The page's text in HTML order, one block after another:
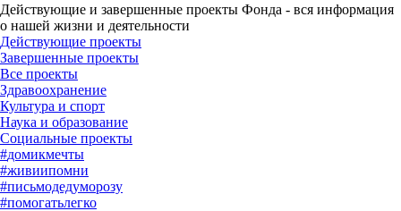
Действующие и завершенные проекты Фонда - вся информация
о нашей жизни и деятельности
Действующие проекты
Завершенные проекты
Все проекты
Здравоохранение
Культура и спорт
Наука и образование
Социальные проекты
#домикмечты
#живиипомни
#письмодедуморозу
#помогатьлегко